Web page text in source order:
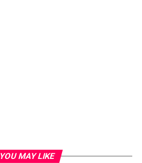
YOU MAY LIKE